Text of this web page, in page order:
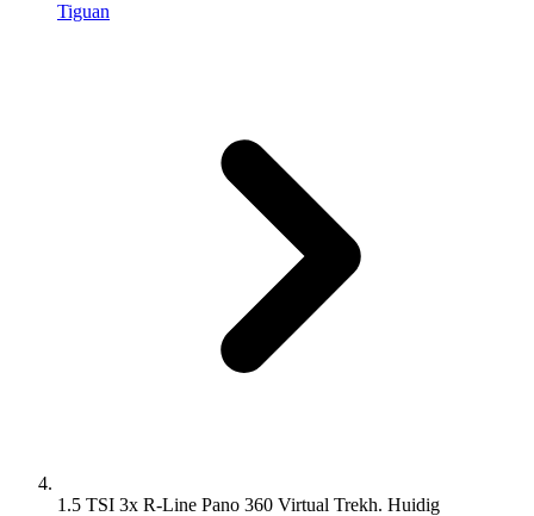
Tiguan
1.5 TSI 3x R-Line Pano 360 Virtual Trekh. Huidig